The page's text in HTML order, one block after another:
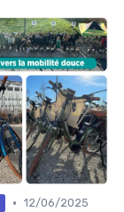
• 12/06/2025